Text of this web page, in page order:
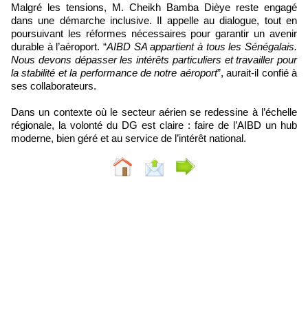
Malgré les tensions, M. Cheikh Bamba Dièye reste engagé
dans une démarche inclusive. Il appelle au dialogue, tout en
poursuivant les réformes nécessaires pour garantir un avenir
durable à l’aéroport. “AIBD SA appartient à tous les Sénégalais.
Nous devons dépasser les intérêts particuliers et travailler pour
la stabilité et la performance de notre aéroport”, aurait-il confié à
ses collaborateurs.
Dans un contexte où le secteur aérien se redessine à l’échelle
régionale, la volonté du DG est claire : faire de l’AIBD un hub
moderne, bien géré et au service de l’intérêt national.